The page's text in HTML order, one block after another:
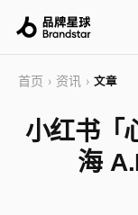
首页 › 资讯 › 文章
小红书「
海